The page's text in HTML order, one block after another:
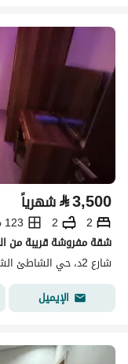
⃁3,500 شهرياً
2
2
123 م2
شقة مفروشة قريبة من
شارع 2د، حي الشاطئ الشرقي، الدمام
الإيميل